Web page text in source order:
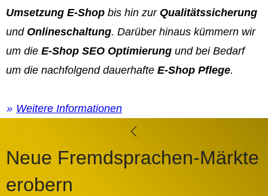
Umsetzung E-Shop bis hin zur Qualitätssicherung
und Onlineschaltung. Darüber hinaus kümmern wir
um die E-Shop SEO Optimierung und bei Bedarf
um die nachfolgend dauerhafte E-Shop Pflege.
Weitere Informationen
Neue Fremdsprachen-Märkte
erobern